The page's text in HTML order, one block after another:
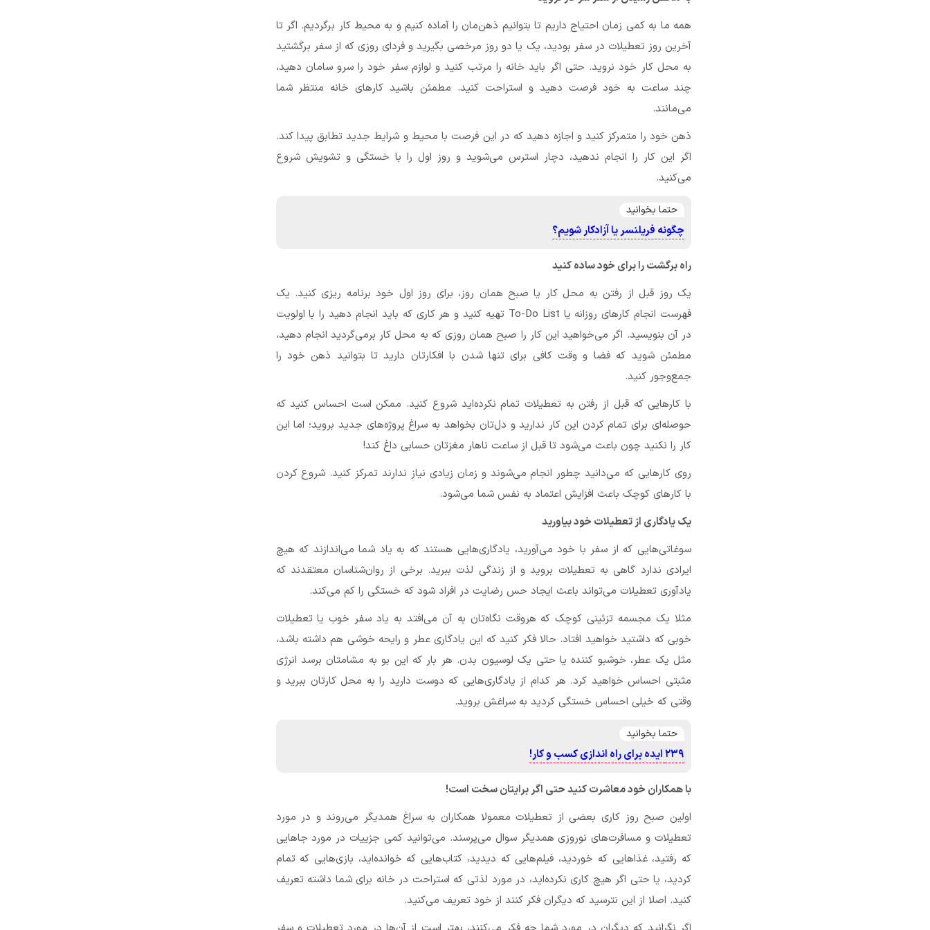
همه ما به کمی زمان احتیاج داریم تا بتوانیم ذهن‌مان را آماده کنیم و به محیط کار برگردیم. اگر تا
آخرین روز تعطیلات در سفر بودید، یک یا دو روز مرخصی بگیرید و فردای روزی که از سفر برگشتید
به محل کار خود نروید. حتی اگر باید خانه را مرتب کنید و لوازم سفر خود را سرو سامان دهید،
چند ساعت به خود فرصت دهید و استراحت کنید. مطمئن باشید کارهای خانه منتظر شما
می‌مانند.
ذهن خود را متمرکز کنید و اجازه دهید که در این فرصت با محیط و شرایط جدید تطابق پیدا کند.
اگر این کار را انجام ندهید، دچار استرس می‌شوید و روز اول را با خستگی و تشویش شروع
می‌کنید.
حتما بخوانید
چگونه فریلنسر یا آزادکار شویم؟
راه برگشت را برای خود ساده کنید
یک روز قبل از رفتن به محل کار یا صبح همان روز، برای روز اول خود برنامه ریزی کنید. یک
فهرست انجام کارهای روزانه یا To-Do List تهیه کنید و هر کاری که باید انجام دهید را با اولویت
در آن بنویسید. اگر می‌خواهید این کار را صبح همان روزی که به محل کار برمی‌گردید انجام دهید،
مطمئن شوید که فضا و وقت کافی برای تنها شدن با افکارتان دارید تا بتوانید ذهن خود را
جمع‌وجور کنید.
با کارهایی که قبل از رفتن به تعطیلات تمام نکرده‌اید شروع کنید. ممکن است احساس کنید که
حوصله‌ای برای تمام کردن این کار ندارید و دل‌تان بخواهد به سراغ پروژه‌های جدید بروید؛ اما این
کار را نکنید چون باعث می‌شود تا قبل از ساعت ناهار مغزتان حسابی داغ کند!
روی کارهایی که می‌دانید چطور انجام می‌شوند و زمان زیادی نیاز ندارند تمرکز کنید. شروع کردن
با کارهای کوچک باعث افزایش اعتماد به نفس شما می‌شود.
یک یادگاری از تعطیلات خود بیاورید
سوغاتی‌هایی که از سفر با خود می‌آورید، یادگاری‌هایی هستند که به یاد شما می‌اندازند که هیچ
ایرادی ندارد گاهی به تعطیلات بروید و از زندگی لذت ببرید. برخی از روان‌شناسان معتقدند که
یادآوری تعطیلات می‌تواند باعث ایجاد حس رضایت در افراد شود که خستگی را کم می‌کند.
مثلا یک مجسمه تزئینی کوچک که هروقت نگاه‌تان به آن می‌افتد به یاد سفر خوب یا تعطیلات
خوبی که داشتید خواهید افتاد. حالا فکر کنید که این یادگاری عطر و رایحه خوشی هم داشته باشد،
مثل یک عطر، خوشبو کننده یا حتی یک لوسیون بدن. هر بار که این بو به مشامتان برسد انرژی
مثبتی احساس خواهید کرد. هر کدام از یادگاری‌‌هایی که دوست دارید را به محل کارتان ببرید و
وقتی که خیلی احساس خستگی کردید به سراغش بروید.
حتما بخوانید
۲۳۹ ایده برای راه اندازی کسب و کار!
با همکاران خود معاشرت کنید حتی اگر برایتان سخت است!
اولین صبح روز کاری بعضی از تعطیلات معمولا همکاران به سراغ همدیگر می‌روند و در مورد
تعطیلات و مسافرت‌های نوروزی همدیگر سوال می‌پرسند. می‌توانید کمی جزییات در مورد جاهایی
که رفتید، غذاهایی که خوردید، فیلم‌هایی که دیدید، کتاب‌هایی که خوانده‌اید، بازی‌هایی که تمام
کردید، یا حتی اگر هیچ کاری نکرده‌اید، در مورد لذتی که استراحت در خانه برای شما داشته تعریف
کنید. اصلا از این نترسید که دیگران فکر کنند از خود تعریف می‌کنید.